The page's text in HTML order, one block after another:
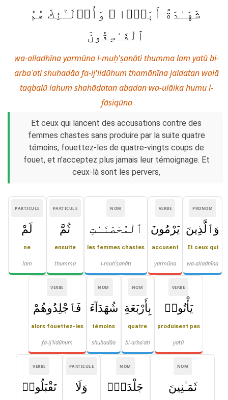
شَهَـٰدَةً أَبَدًۭا ۚ وَأُو۟لَـٰٓئِكَ هُمُ
ٱلْفَـٰسِقُونَ
wa-alladhīna yarmūna l-muḥ'ṣanāti thumma lam yatū bi-
arbaʿati shuhadāa fa-ij'lidūhum thamānīna jaldatan walā
taqbalū lahum shahādatan abadan wa-ulāika humu l-
fāsiqūna
Et ceux qui lancent des accusations contre des
femmes chastes sans produire par la suite quatre
témoins, fouettez-les de quatre-vingts coups de
fouet, et n'acceptez plus jamais leur témoignage. Et
ceux-là sont les pervers,
PRONOM
وَٱلَّذِينَ
Et ceux qui
wa-alladhīna
VERBE
يَرْمُونَ
accusent
yarmūna
NOM
ٱلْمُحْصَنَـٰتِ
les femmes chastes
l-muḥ'ṣanāti
PARTICULE
ثُمَّ
ensuite
thumma
PARTICULE
لَمْ
ne
lam
VERBE
يَأْتُوا۟
produisent pas
yatū
NOM
بِأَرْبَعَةِ
quatre
bi-arbaʿati
NOM
شُهَدَآءَ
témoins
shuhadāa
VERBE
فَٱجْلِدُوهُمْ
alors fouettez-les
fa-ij'lidūhum
NOM
ثَمَـٰنِينَ
NOM
جَلْدَةًۭ
PARTICULE
وَلَا
VERBE
تَقْبَلُوا۟